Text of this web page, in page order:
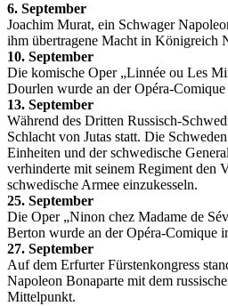
6. September
Joachim Murat, ein Schwager
ihm übertragene Macht in Königreich
10. September
Die komische Oper „Linnée ou Les
Dourlen wurde an der Opéra-
13. September
Während des Dritten Russisch-
Schlacht von Jutas statt. Die
Einheiten und der schwedische
verhinderte mit seinem Regiment den
schwedische Armee einzukesseln.
25. September
Die Oper „Ninon chez Madame de
Berton wurde an der Opéra-Comique
27. September
Auf dem Erfurter Fürstenkongress
Napoleon Bonaparte mit dem
Mittelpunkt.